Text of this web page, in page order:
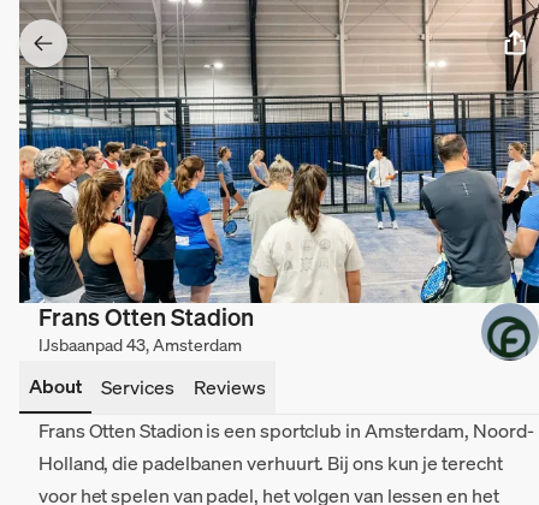
Frans Otten Stadion
IJsbaanpad 43, Amsterdam
About Services
Reviews
Frans Otten Stadion is een sportclub in Amsterdam, Noord-
Holland, die padelbanen verhuurt. Bij ons kun je terecht
voor het spelen van padel, het volgen van lessen en het